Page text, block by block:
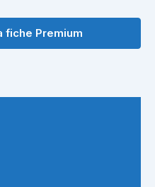
fiche Premium